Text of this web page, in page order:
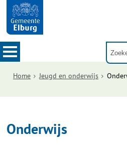
Home Jeugd en onderwijs
Onderwijs